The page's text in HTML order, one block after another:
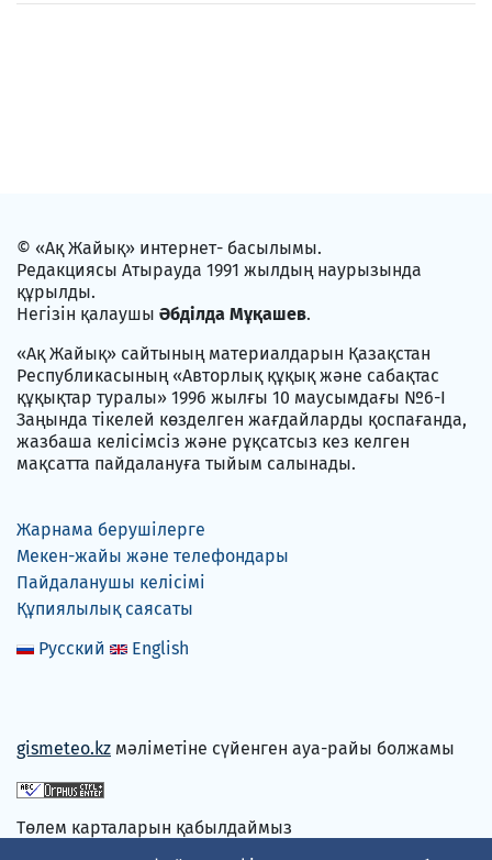
© «Ақ Жайық» интернет- басылымы.
Редакциясы Атырауда 1991 жылдың наурызында
құрылды.
Негізін қалаушы Әбділда Мұқашев.
«Ақ Жайық» сайтының материалдарын Қазақстан
Республикасының «Авторлық құқық және сабақтас
құқықтар туралы» 1996 жылғы 10 маусымдағы №6-I
Заңында тікелей көзделген жағдайларды қоспағанда,
жазбаша келісімсіз және рұқсатсыз кез келген
мақсатта пайдалануға тыйым салынады.
Жарнама берушілерге
Мекен-жайы және телефондары
Пайдаланушы келісімі
Құпиялылық саясаты
Русский
English
gismeteo.kz мәліметіне сүйенген ауа-райы болжамы
Төлем карталарын қабылдаймыз